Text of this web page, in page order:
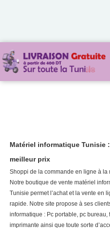
Matériel informatique Tunisie
meilleur prix
Shoppi de la commande en ligne à la
Notre boutique de vente matériel
Tunisie permet l’achat et la vente en
rapide. Notre site propose à ses
informatique : Pc portable, pc bureau,
imprimante ainsi que toute sorte